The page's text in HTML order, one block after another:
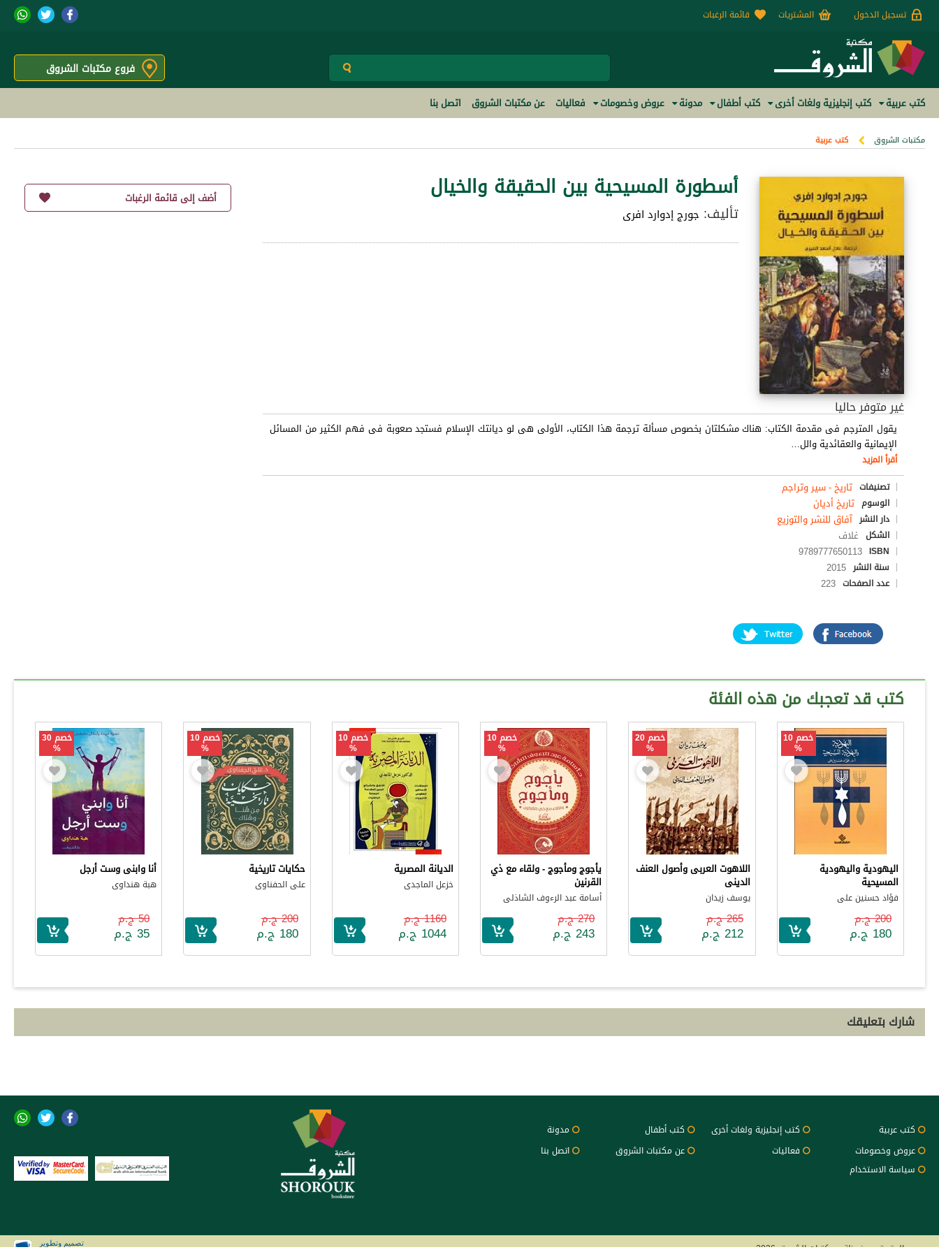
تسجيل الدخول المشتريات قائمة الرغبات
فروع مكتبات الشروق
كتب عربية كتب إنجليزية ولغات أخرى كتب أطفال مدونة عروض وخصومات فعاليات عن مكتبات الشروق اتصل بنا
مكتبات الشروق كتب عربية
أسطورة المسيحية بين الحقيقة والخيال
تأليف: جورج إدوارد افرى
غير متوفر حاليا
يقول المترجم فى مقدمة الكتاب: هناك مشكلتان بخصوص مسألة ترجمة هذا الكتاب، الأولى هى لو ديانتك الإسلام فستجد صعوبة فى فهم الكثير من المسائل
الإيمانية والعقائدية والل…
أقرأ المزيد
تصنيفات تاريخ - سير وتراجم
الوسوم تاريخ أديان
دار النشر آفاق للنشر والتوزيع
الشكل غلاف
ISBN
9789777650113
سنة النشر 2015
عدد الصفحات 223
أضف إلى قائمة الرغبات
كتب قد تعجبك من هذه الفئة
خصم 10
%
اليهودية واليهودية
المسيحية
فؤاد حسنين على
200 ج.م
180 ج.م
خصم 20
%
اللاهوت العربى وأصول العنف
الدينى
يوسف زيدان
265 ج.م
212 ج.م
خصم 10
%
يأجوج ومأجوج - ولقاء مع ذي
القرنين
أسامة عبد الرءوف الشاذلى
270 ج.م
243 ج.م
خصم 10
%
الديانة المصرية
خزعل الماجدى
1160 ج.م
1044 ج.م
خصم 10
%
حكايات تاريخية
على الحفناوى
200 ج.م
180 ج.م
خصم 30
%
أنا وابنى وست أرجل
هبة هنداوى
50 ج.م
35 ج.م
شارك بتعليقك
كتب عربية كتب إنجليزية ولغات أخرى كتب أطفال
مدونة
عروض وخصومات
فعاليات عن مكتبات الشروق
اتصل بنا
سياسة الاستخدام
جميع الحقوق محفوظة - مكتبات الشروق 2026
تصميم وتطوير